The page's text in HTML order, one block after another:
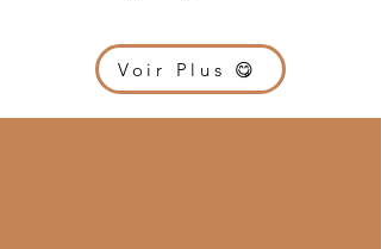
Voir Plus 😋